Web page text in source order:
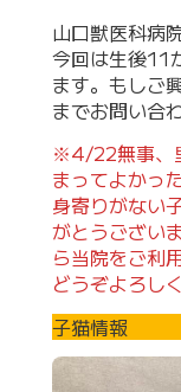
山口獣医科病
今回は生後11
ます。もしご
までお問い合
※4/22無事、
まってよかっ
身寄りがない
がとうござい
ら当院をご利
どうぞよろし
子猫情報